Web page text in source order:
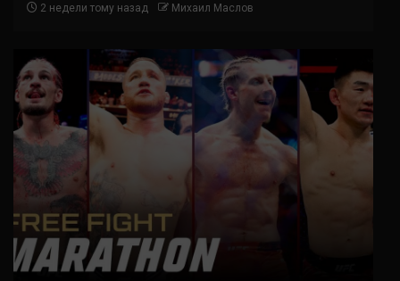
2 недели тому назад Михаил Маслов